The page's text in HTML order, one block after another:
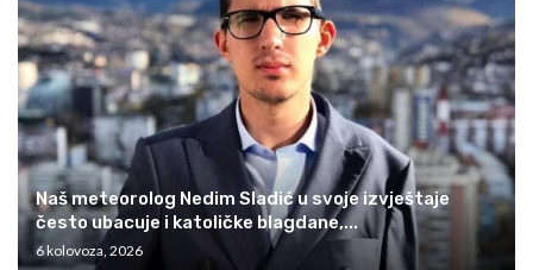
Naš meteorolog Nedim Sladić u svoje izvještaje
često ubacuje i katoličke blagdane,...
6 kolovoza, 2026